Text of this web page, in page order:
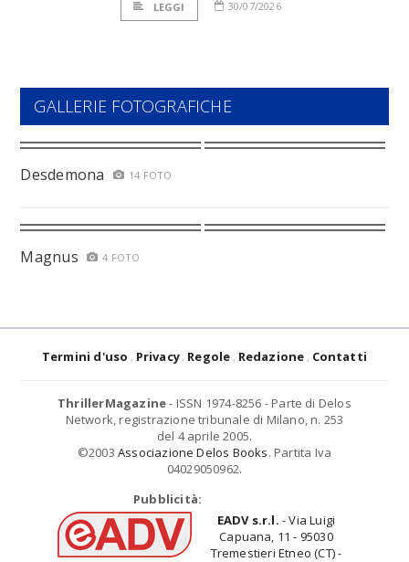
LEGGI 30/07/2026
GALLERIE FOTOGRAFICHE
Desdemona 14 FOTO
Magnus 4 FOTO
Termini d'uso Privacy Regole Redazione Contatti
ThrillerMagazine- ISSN 1974-8256 - Parte di Delos
Network, registrazione tribunale di Milano, n. 253
del 4 aprile 2005.
©2003 Associazione Delos Books. Partita Iva
04029050962.
Pubblicità:
EADV s.r.l. - Via Luigi
Capuana, 11 - 95030
Tremestieri Etneo (CT) -